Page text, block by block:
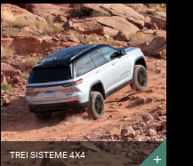
TREI
SISTEME
4X4
DESCOPERĂ
MAI
MULTE
TREI SISTEME 4X4